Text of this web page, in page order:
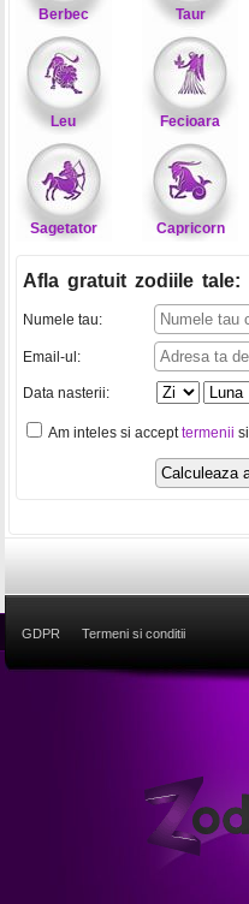
Berbec Taur
Leu Fecioara
Sagetator Capricorn
Afla gratuit zodiile tale:
Numele tau:
Email-ul:
Data nasterii:
Am inteles si accepttermenii si
GDPR Termeni si conditii